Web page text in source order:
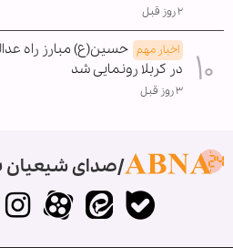
۲ روز قبل
اخبار مهم حسین(ع) مبارز راه
در کربلا رونمایی شد
۳ روز قبل
صدای شیعیان